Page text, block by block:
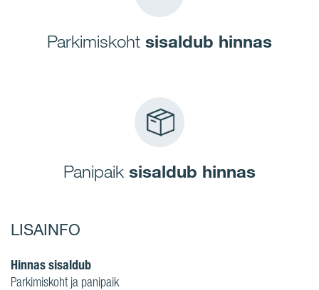
Parkimiskoht sisaldub hinnas
Panipaik sisaldub hinnas
LISAINFO
Hinnas sisaldub
Parkimiskoht ja panipaik